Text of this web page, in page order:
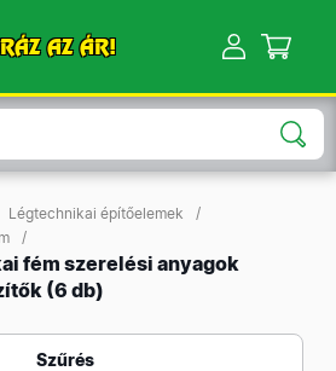
AZ ÁR!
Légtechnikai építőelemek
fém szerelési anyagok
(6 db)
Szűrés